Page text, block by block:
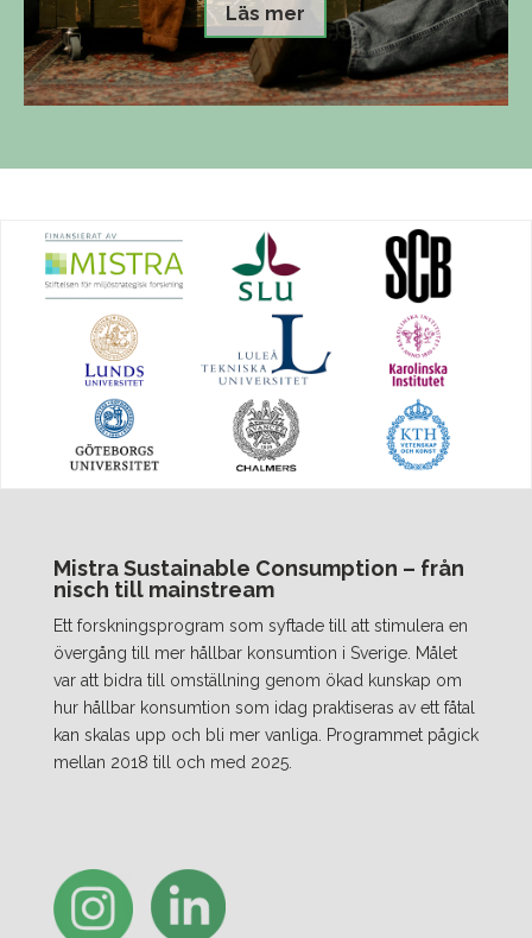
Läs mer
Mistra Sustainable Consumption – från
nisch till mainstream
Ett forskningsprogram som syftade till att stimulera en
övergång till mer hållbar konsumtion i Sverige. Målet
var att bidra till omställning genom ökad kunskap om
hur hållbar konsumtion som idag praktiseras av ett fåtal
kan skalas upp och bli mer vanliga. Programmet pågick
mellan 2018 till och med 2025.